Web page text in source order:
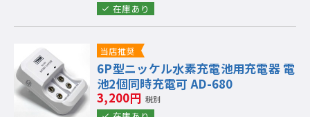
在庫あり
当店推奨
6P型ニッケル水素充電池用充電器 電
池2個同時充電可 AD-680
3,200円 税別